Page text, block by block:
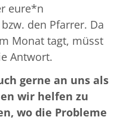
eure*n
den Pfarrer. Da
Monat tagt, müsst
Antwort.
gerne an uns als
wir helfen zu
wo die Probleme